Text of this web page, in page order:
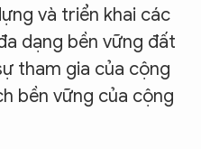
và triển khai các
dạng bền vững đất
tham gia của cộng
bền vững của cộng